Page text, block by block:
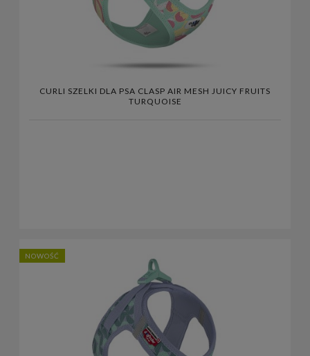
CURLI SZELKI DLA PSA CLASP AIR MESH JUICY FRUITS
TURQUOISE
NOWOŚĆ